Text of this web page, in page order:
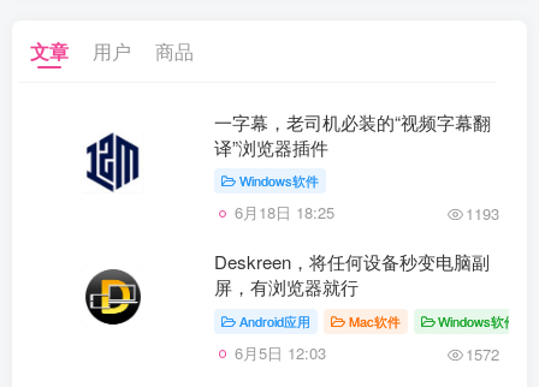
文章 用户 商品
一字幕，老司机必装的“视频字幕翻
译”浏览器插件
Windows软件
6月18日 18:25 1193
Deskreen，将任何设备秒变电脑副
屏，有浏览器就行
Android应用 Mac软件 Windows软件
6月5日 12:03 1572